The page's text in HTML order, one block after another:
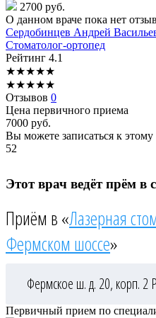
2700 руб.
О данном враче пока нет
Сердобинцев Андрей
Стоматолог-ортопед
Рейтинг 4.1
★★★★★
★★★★★
Отзывов 0
Цена первичного приема
7000 руб.
Вы можете записаться к
52
Этот врач ведёт прём
Приём в «Лазерная
Фермском шоссе»
Фермское ш. д. 20, корп. 2
Первичный прием по